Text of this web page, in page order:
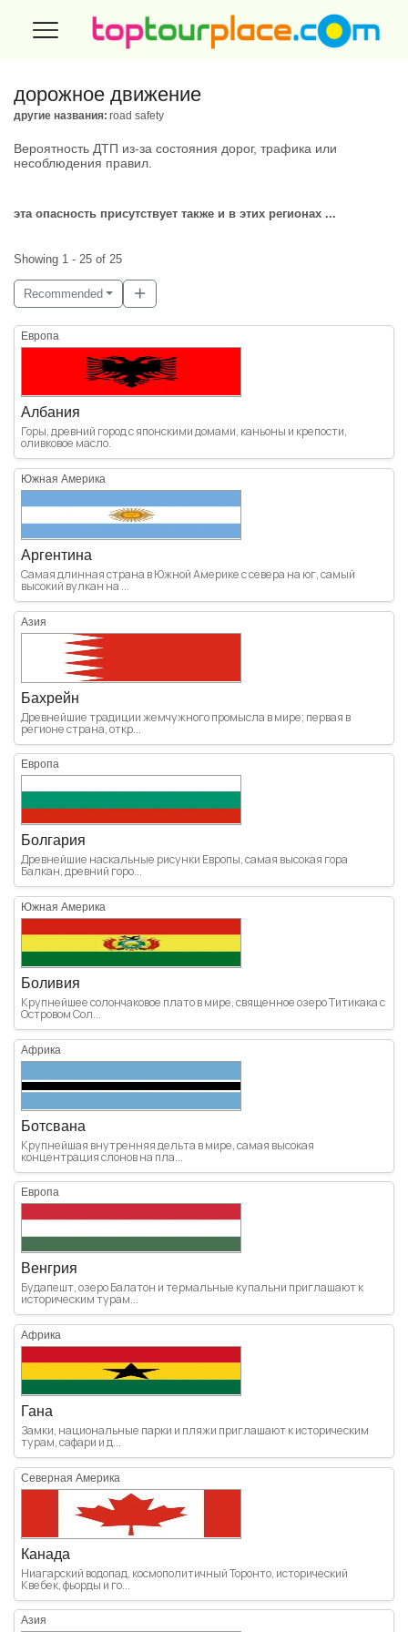
дорожное движение
другие названия: road safety
Вероятность ДТП из-за состояния дорог, трафика или
несоблюдения правил.
эта опасность присутствует также и в этих регионах ...
Showing 1 - 25 of 25
Recommended
Европа
Албания
Горы, древний город с японскими домами, каньоны и крепости,
оливковое масло.
Южная Америка
Аргентина
Самая длинная страна в Южной Америке с севера на юг, самый
высокий вулкан на ...
Азия
Бахрейн
Древнейшие традиции жемчужного промысла в мире; первая в
регионе страна, откр...
Европа
Болгария
Древнейшие наскальные рисунки Европы, самая высокая гора
Балкан, древний горо...
Южная Америка
Боливия
Крупнейшее солончаковое плато в мире, священное озеро Титикака с
Островом Сол...
Африка
Ботсвана
Крупнейшая внутренняя дельта в мире, самая высокая
концентрация слонов на пла...
Европа
Венгрия
Будапешт, озеро Балатон и термальные купальни приглашают к
историческим турам...
Африка
Гана
Замки, национальные парки и пляжи приглашают к историческим
турам, сафари и д...
Северная Америка
Канада
Ниагарский водопад, космополитичный Торонто, исторический
Квебек, фьорды и го...
Азия